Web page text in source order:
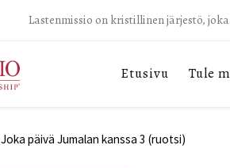
Lastenmissio on kristillinen järjestö,
Etusivu Tule
Joka päivä Jumalan kanssa 3 (ruotsi)